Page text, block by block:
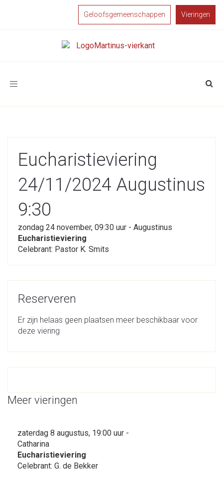
Geloofsgemeenschappen Vieringen
Toggle
Eucharistieviering
24/11/2024 Augustinus
9:30
zondag 24 november, 09:30 uur - Augustinus
Eucharistieviering
Celebrant: Pastor K. Smits
Reserveren
Er zijn helaas geen plaatsen meer beschikbaar voor
deze viering
Meer vieringen
zaterdag 8 augustus, 19:00 uur -
Catharina
Eucharistieviering
Celebrant: G. de Bekker